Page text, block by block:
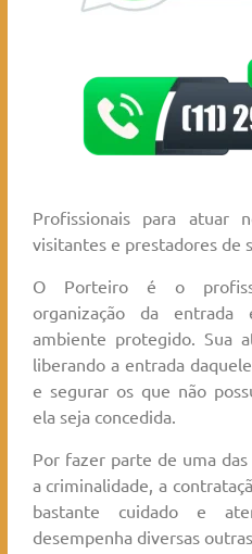
Profissionais para
visitantes e prestadores de
O Porteiro é o
organização da
ambiente protegido. Sua
liberando a entrada
e segurar os que não
ela seja concedida.
Por fazer parte de uma
a criminalidade, a
bastante cuidado e
desempenha diversas